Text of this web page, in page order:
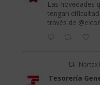
Las novedades
tengan
través de
Nortax
Tesorería